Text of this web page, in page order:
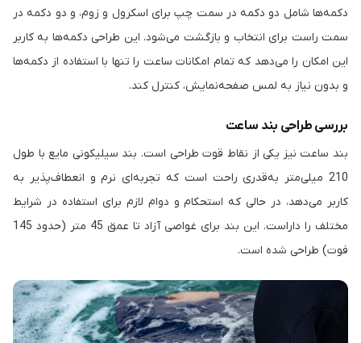
دکمه‌ها شامل دو دکمه در سمت چپ برای اسکرول و زوم، و دو دکمه در
سمت راست برای انتخاب و بازگشت می‌شود. این طراحی دکمه‌ها به کاربر
این امکان را می‌دهد که تمام امکانات ساعت را تنها با استفاده از دکمه‌ها
و بدون نیاز به لمس صفحه‌نمایش، کنترل کند.
بررسی طراحی بند ساعت
بند ساعت نیز یکی از نقاط قوت طراحی است. بند سیلیکونی مایع با طول
210 میلی‌متر به‌قدری راحت است که تجربه‌ای نرم و انعطاف‌پذیر به
کاربر می‌دهد، در حالی که استحکام و دوام لازم برای استفاده در شرایط
مختلف را داراست. این بند برای غواصی آزاد تا عمق 45 متر (حدود 145
فوت) طراحی شده است.